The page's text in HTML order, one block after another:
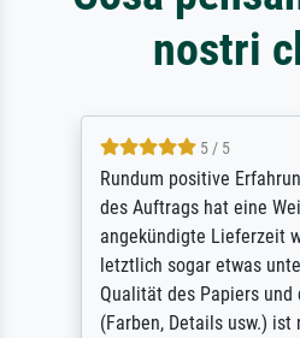
nostri
5 / 5
Rundum positive
des Auftrags hat eine
angekündigte Lieferzeit
letztlich sogar etwas
Qualität des Papiers und
(Farben, Details usw.) ist